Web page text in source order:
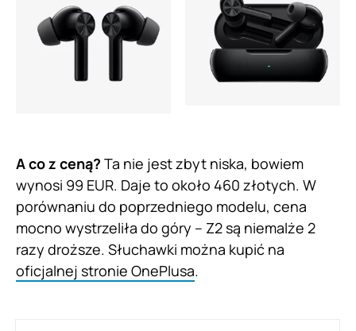
A co z ceną? Ta nie jest zbyt niska, bowiem
wynosi 99 EUR. Daje to około 460 złotych. W
porównaniu do poprzedniego modelu, cena
mocno wystrzeliła do góry – Z2 są niemalże 2
razy droższe. Słuchawki można kupić na
oficjalnej stronie OnePlusa.